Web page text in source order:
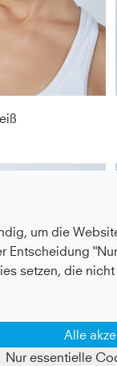
um die
setzen, die
Alle
Nur essentielle